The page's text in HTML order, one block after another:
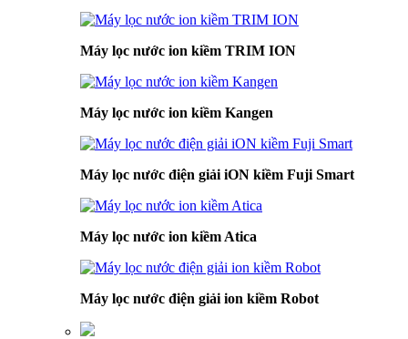
Máy lọc nước ion kiềm TRIM ION
Máy lọc nước ion kiềm Kangen
Máy lọc nước điện giải iON kiềm Fuji Smart
Máy lọc nước ion kiềm Atica
Máy lọc nước điện giải ion kiềm Robot